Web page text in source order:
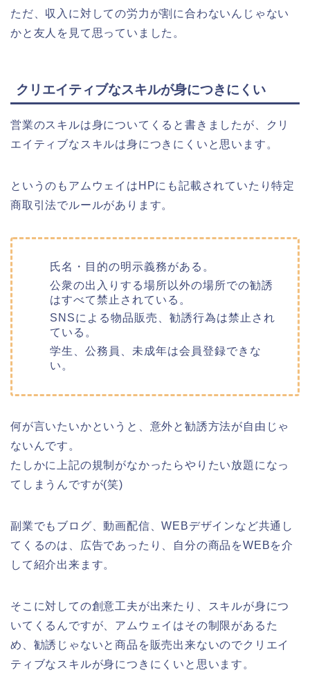
ただ、収入に対しての労力が割に合わないんじゃない
かと友人を見て思っていました。
クリエイティブなスキルが身につきにくい
営業のスキルは身についてくると書きましたが、クリ
エイティブなスキルは身につきにくいと思います。
というのもアムウェイはHPにも記載されていたり特定
商取引法でルールがあります。
氏名・目的の明示義務がある。
公衆の出入りする場所以外の場所での勧誘
はすべて禁止されている。
SNSによる物品販売、勧誘行為は禁止され
ている。
学生、公務員、未成年は会員登録できな
い。
何が言いたいかというと、意外と勧誘方法が自由じゃ
ないんです。
たしかに上記の規制がなかったらやりたい放題になっ
てしまうんですが(笑)
副業でもブログ、動画配信、WEBデザインなど共通し
てくるのは、広告であったり、自分の商品をWEBを介
して紹介出来ます。
そこに対しての創意工夫が出来たり、スキルが身につ
いてくるんですが、アムウェイはその制限があるた
め、勧誘じゃないと商品を販売出来ないのでクリエイ
ティブなスキルが身につきにくいと思います。